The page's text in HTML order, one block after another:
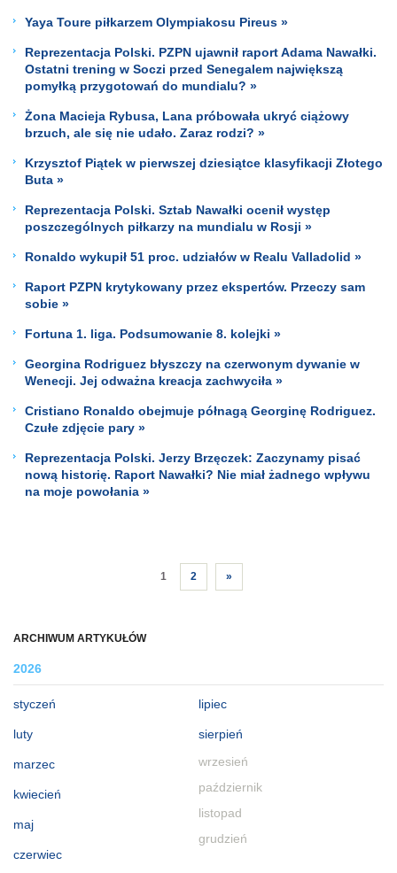
ARCHIWUM ARTYKUŁÓW
2026
styczeń
luty
marzec
kwiecień
maj
czerwiec
lipiec
sierpień
wrzesień
październik
listopad
grudzień
Yaya Toure piłkarzem Olympiakosu Pireus »
Reprezentacja Polski. PZPN ujawnił raport Adama Nawałki.
Ostatni trening w Soczi przed Senegalem największą
pomyłką przygotowań do mundialu? »
Żona Macieja Rybusa, Lana próbowała ukryć ciążowy
brzuch, ale się nie udało. Zaraz rodzi? »
Krzysztof Piątek w pierwszej dziesiątce klasyfikacji Złotego
Buta »
Reprezentacja Polski. Sztab Nawałki ocenił występ
poszczególnych piłkarzy na mundialu w Rosji »
Ronaldo wykupił 51 proc. udziałów w Realu Valladolid »
Raport PZPN krytykowany przez ekspertów. Przeczy sam
sobie »
Fortuna 1. liga. Podsumowanie 8. kolejki »
Georgina Rodriguez błyszczy na czerwonym dywanie w
Wenecji. Jej odważna kreacja zachwyciła »
Cristiano Ronaldo obejmuje półnagą Georginę Rodriguez.
Czułe zdjęcie pary »
Reprezentacja Polski. Jerzy Brzęczek: Zaczynamy pisać
nową historię. Raport Nawałki? Nie miał żadnego wpływu
na moje powołania »
1 2 »